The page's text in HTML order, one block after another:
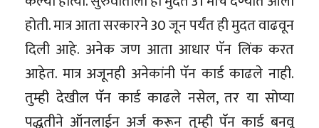
होती. मात्र आता सरकारने 30 जून पर्यंत ही मुदत वाढवून
दिली आहे. अनेक जण आता आधार पॅन लिंक करत
आहेत. मात्र अजूनही अनेकांनी पॅन कार्ड काढले नाही.
तुम्ही देखील पॅन कार्ड काढले नसेल, तर या सोप्या
पद्धतीने ऑनलाईन अर्ज करून तुम्ही पॅन कार्ड बनवू